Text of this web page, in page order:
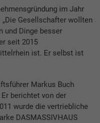
im Jahr
Gesellschafter wollten
und Dinge besser
seit 2015
ist. Er selbst ist
Markus Buch
berichtet von der
wurde die vertriebliche
DASMASSIVHAUS